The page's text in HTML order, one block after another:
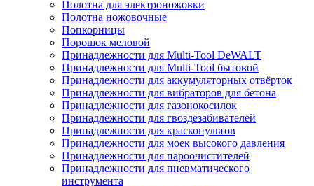
Полотна для электроножовки
Полотна ножовочные
Попкорницы
Порошок меловой
Принадлежности для Multi-Tool DeWALT
Принадлежности для Multi-Tool бытовой
Принадлежности для аккумуляторных отвёрток
Принадлежности для вибраторов для бетона
Принадлежности для газонокосилок
Принадлежности для гвоздезабивателей
Принадлежности для краскопультов
Принадлежности для моек высокого давления
Принадлежности для пароочистителей
Принадлежности для пневматического
инструмента